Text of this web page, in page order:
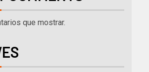
que mostrar.